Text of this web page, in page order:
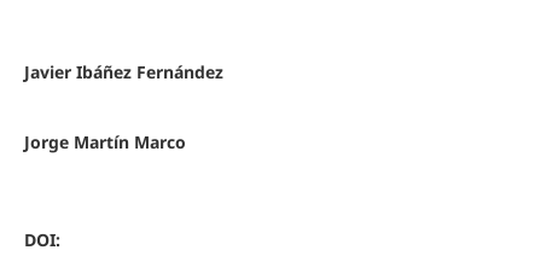
Javier Ibáñez Fernández
Jorge Martín Marco
DOI: